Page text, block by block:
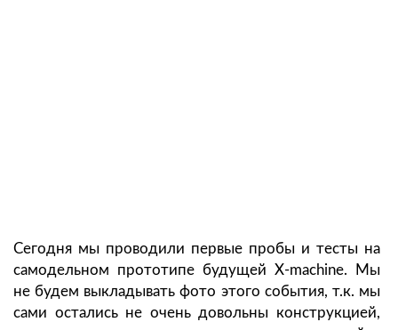
Сегодня мы проводили первые пробы и тесты на
самодельном прототипе будущей X-machine. Мы
не будем выкладывать фото этого события, т.к. мы
сами остались не очень довольны конструкцией,